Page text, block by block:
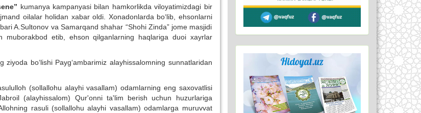
” kumanya kampanyasi bilan hamkorlikda viloyatimizdagi bir
oilalar holidan xabar oldi. Xonadonlarda bo‘lib, ehsonlarni
A.Sultonov va Samarqand shahar “Shohi Zinda” jome masjidi
muborakbod etib, ehson qilganlarning haqlariga duoi xayrlar
bo‘lishi Payg‘ambarimiz alayhissalomning sunnatlaridan
(sollallohu alayhi vasallam) odamlarning eng saxovatlisi
(alayhissalom) Qur'onni ta'lim berish uchun huzurlariga
rasuli (sollallohu alayhi vasallam) odamlarga muruvvat